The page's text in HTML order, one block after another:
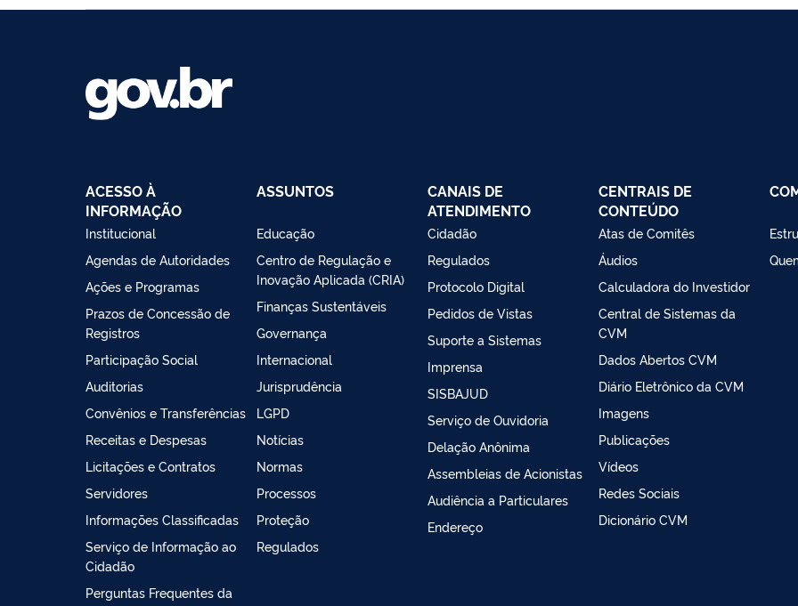
ACESSO À
INFORMAÇÃO
Institucional
Agendas de Autoridades
Ações e Programas
Prazos de Concessão de
Registros
Participação Social
Auditorias
Convênios e Transferências
Receitas e Despesas
Licitações e Contratos
Servidores
Informações Classificadas
Serviço de Informação ao
Cidadão
Perguntas Frequentes da
ASSUNTOS
Educação
Centro de Regulação e
Inovação Aplicada (CRIA)
Finanças Sustentáveis
Governança
Internacional
Jurisprudência
LGPD
Notícias
Normas
Processos
Proteção
Regulados
CANAIS DE
ATENDIMENTO
Cidadão
Regulados
Protocolo Digital
Pedidos de Vistas
Suporte a Sistemas
Imprensa
SISBAJUD
Serviço de Ouvidoria
Delação Anônima
Assembleias de Acionistas
Audiência a Particulares
Endereço
CENTRAIS DE
CONTEÚDO
Atas de Comitês
Áudios
Calculadora do Investidor
Central de Sistemas da
CVM
Dados Abertos CVM
Diário Eletrônico da CVM
Imagens
Publicações
Vídeos
Redes Sociais
Dicionário CVM